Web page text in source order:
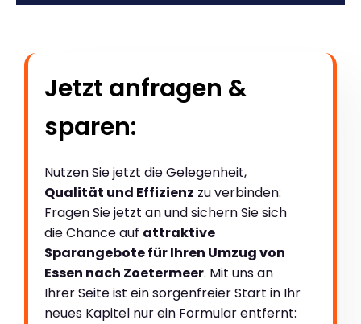
Jetzt anfragen &
sparen:
Nutzen Sie jetzt die Gelegenheit,
Qualität und Effizienz zu verbinden:
Fragen Sie jetzt an und sichern Sie sich
die Chance auf attraktive
Sparangebote für Ihren Umzug von
Essen nach Zoetermeer. Mit uns an
Ihrer Seite ist ein sorgenfreier Start in Ihr
neues Kapitel nur ein Formular entfernt: